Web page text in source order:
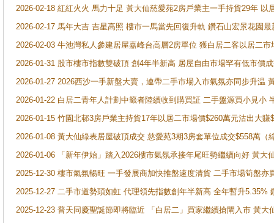
2026-02-18 紅紅火火 馬力十足 黃大仙慈愛苑2房戶業主一手持貨29年 以
2026-02-17 馬年大吉 吉星高照 樓市一馬當先回復升軌 鑽石山宏景花園
2026-02-03 牛池灣私人參建居屋嘉峰台高層2房單位 獲白居二客以居二市
2026-01-31 股市樓市指數雙破頂 創4年半新高 居屋自由市場罕有低市價
2026-01-27 2026西沙一手新盤大賣，連帶二手市場入市氣氛亦同步升温
2026-01-22 白居二青年人計劃中籤者陸續收到購買証 二手盤源買小見小
2026-01-15 竹園北邨3房戶業主持貨17年以居二市場價$260萬元沽出大賺
2026-01-08 黃大仙綠表居屋破頂成交 慈愛苑3期3房套單位成交$558萬（
2026-01-06 「新年伊始」踏入2026樓市氣氛承接年尾旺勢繼續向好 黃
2025-12-30 樓市氣氛暢旺 一手發展商加快推盤速度清貨 二手市場筍盤
2025-12-27 二手市道勢頭如虹 代理領先指數創年半新高 全年暫升5.35%
2025-12-23 普天同慶聖誕節即將臨近 「白居二」買家繼續搶閘入市 黃